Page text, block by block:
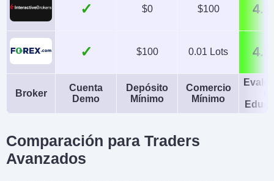
✓ $0 $100 4.3
✓ $100 0.01 Lots 4.5
Broker
Cuenta
Demo
Depósito
Mínimo
Comercio
Mínimo
Comparación para Traders
Avanzados